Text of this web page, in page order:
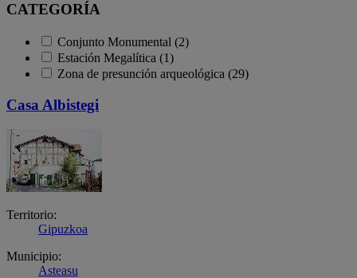
CATEGORÍA
Conjunto Monumental (2)
Estación Megalítica (1)
Zona de presunción arqueológica (29)
Casa Albistegi
Territorio:
Gipuzkoa
Municipio:
Asteasu